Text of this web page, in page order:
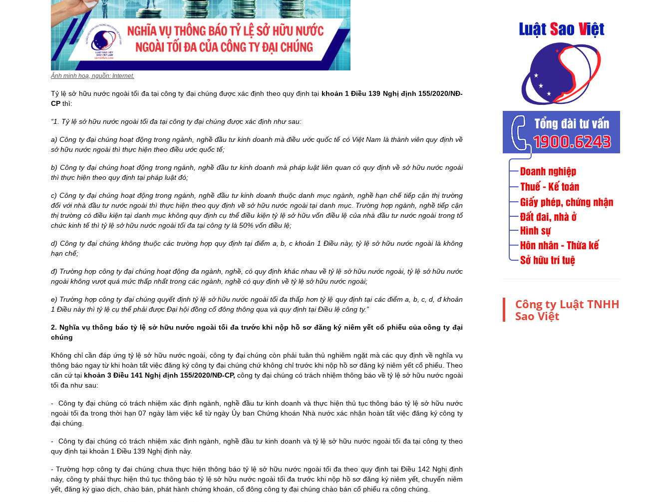
Ảnh minh hoạ, nguồn: Internet.
Tỷ lệ sở hữu nước ngoài tối đa tại công ty đại chúng được xác định theo quy định tại khoản 1 Điều 139 Nghị định 155/2020/NĐ-
CP thì:
“1. Tỷ lệ sở hữu nước ngoài tối đa tại công ty đại chúng được xác định như sau:
a) Công ty đại chúng hoạt động trong ngành, nghề đầu tư kinh doanh mà điều ước quốc tế có Việt Nam là thành viên quy định về
sở hữu nước ngoài thì thực hiện theo điều ước quốc tế;
b) Công ty đại chúng hoạt động trong ngành, nghề đầu tư kinh doanh mà pháp luật liên quan có quy định về sở hữu nước ngoài
thì thực hiện theo quy định tại pháp luật đó;
c) Công ty đại chúng hoạt động trong ngành, nghề đầu tư kinh doanh thuộc danh mục ngành, nghề hạn chế tiếp cận thị trường
đối với nhà đầu tư nước ngoài thì thực hiện theo quy định về sở hữu nước ngoài tại danh mục. Trường hợp ngành, nghề tiếp cận
thị trường có điều kiện tại danh mục không quy định cụ thể điều kiện tỷ lệ sở hữu vốn điều lệ của nhà đầu tư nước ngoài trong tổ
chức kinh tế thì tỷ lệ sở hữu nước ngoài tối đa tại công ty là 50% vốn điều lệ;
d) Công ty đại chúng không thuộc các trường hợp quy định tại điểm a, b, c khoản 1 Điều này, tỷ lệ sở hữu nước ngoài là không
hạn chế;
đ) Trường hợp công ty đại chúng hoạt động đa ngành, nghề, có quy định khác nhau về tỷ lệ sở hữu nước ngoài, tỷ lệ sở hữu nước
ngoài không vượt quá mức thấp nhất trong các ngành, nghề có quy định về tỷ lệ sở hữu nước ngoài;
e) Trường hợp công ty đại chúng quyết định tỷ lệ sở hữu nước ngoài tối đa thấp hơn tỷ lệ quy định tại các điểm a, b, c, d, đ khoản
1 Điều này thì tỷ lệ cụ thể phải được Đại hội đồng cổ đông thông qua và quy định tại Điều lệ công ty.”
2. Nghĩa vụ thông báo tỷ lệ sở hữu nước ngoài tối đa trước khi nộp hồ sơ đăng ký niêm yết cổ phiếu của công ty đại
chúng
Không chỉ cần đáp ứng tỷ lệ sở hữu nước ngoài, công ty đại chúng còn phải tuân thủ nghiêm ngặt mà các quy định về nghĩa vụ
thông báo ngay từ khi hoàn tất việc đăng ký công ty đại chúng chứ không chỉ trước khi nộp hồ sơ đăng ký niêm yết cổ phiếu. Theo
căn cứ tại khoản 3 Điều 141 Nghị định 155/2020/NĐ-CP, công ty đại chúng có trách nhiệm thông báo về tỷ lệ sở hữu nước ngoài
tối đa như sau:
- Công ty đại chúng có trách nhiệm xác định ngành, nghề đầu tư kinh doanh và thực hiện thủ tục thông báo tỷ lệ sở hữu nước
ngoài tối đa trong thời hạn 07 ngày làm việc kể từ ngày Ủy ban Chứng khoán Nhà nước xác nhận hoàn tất việc đăng ký công ty
đại chúng.
- Công ty đại chúng có trách nhiệm xác định ngành, nghề đầu tư kinh doanh và tỷ lệ sở hữu nước ngoài tối đa tại công ty theo
quy định tại khoản 1 Điều 139 Nghị định này.
- Trường hợp công ty đại chúng chưa thực hiện thông báo tỷ lệ sở hữu nước ngoài tối đa theo quy định tại Điều 142 Nghị định
này, công ty phải thực hiện thủ tục thông báo tỷ lệ sở hữu nước ngoài tối đa trước khi nộp hồ sơ đăng ký niêm yết, chuyển niêm
yết, đăng ký giao dịch, chào bán, phát hành chứng khoán, cổ đông công ty đại chúng chào bán cổ phiếu ra công chúng.
Công ty Luật TNHH
Sao Việt